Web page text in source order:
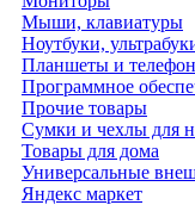
Мыши, клавиатуры
Ноутбуки,
Планшеты и
Программное
Прочие товары
Сумки и чехлы для
Товары для дома
Универсальные
Яндекс маркет